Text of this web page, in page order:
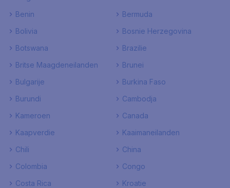
Benin
Bermuda
Bolivia
Bosnie Herzegovina
Botswana
Brazilie
Britse Maagdeneilanden
Brunei
Bulgarije
Burkina Faso
Burundi
Cambodja
Kameroen
Canada
Kaapverdie
Kaaimaneilanden
Chili
China
Colombia
Congo
Costa Rica
Kroatie